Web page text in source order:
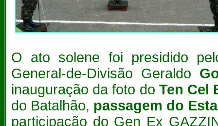
O ato solene foi presidido
General-de-Divisão Geraldo
inauguração da foto do Ten Cel
do Batalhão, passagem do
participação do Gen Ex